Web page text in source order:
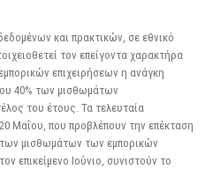
και πρακτικών, σε εθνικό
τον επείγοντα χαρακτήρα
επιχειρήσεων η ανάγκη
40% των μισθωμάτων
του έτους. Τα τελευταία
Μαΐου, που προβλέπουν την επέκταση
μισθωμάτων των εμπορικών
επικείμενο Ιούνιο, συνιστούν το